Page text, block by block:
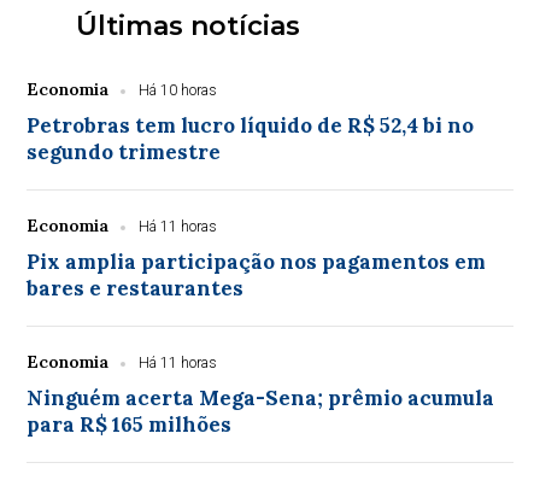
Últimas notícias
Economia Há 10 horas
Petrobras tem lucro líquido de R$ 52,4 bi no
segundo trimestre
Economia Há 11 horas
Pix amplia participação nos pagamentos em
bares e restaurantes
Economia Há 11 horas
Ninguém acerta Mega-Sena; prêmio acumula
para R$ 165 milhões